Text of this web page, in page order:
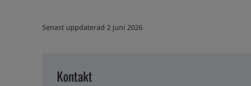
Senast uppdaterad 2 juni 2026
Kontakt